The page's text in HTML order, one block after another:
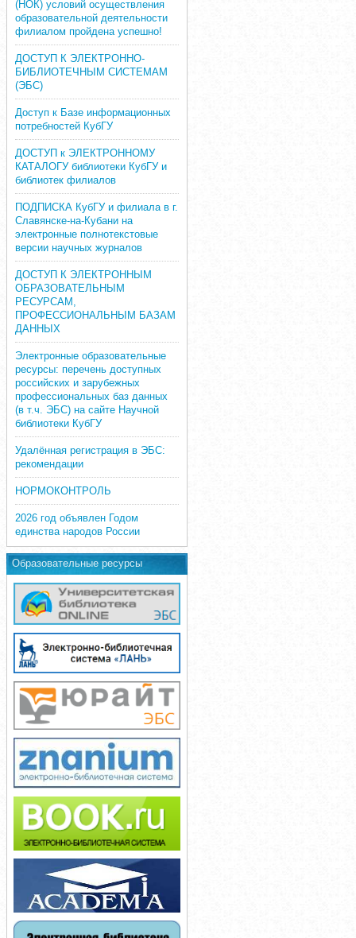
(НОК) условий осуществления
образовательной деятельности
филиалом пройдена успешно!
ДОСТУП К ЭЛЕКТРОННО-
БИБЛИОТЕЧНЫМ СИСТЕМАМ
(ЭБС)
Доступ к Базе информационных
потребностей КубГУ
ДОСТУП к ЭЛЕКТРОННОМУ
КАТАЛОГУ библиотеки КубГУ и
библиотек филиалов
ПОДПИСКА КубГУ и филиала в г.
Славянске-на-Кубани на
электронные полнотекстовые
версии научных журналов
ДОСТУП К ЭЛЕКТРОННЫМ
ОБРАЗОВАТЕЛЬНЫМ
РЕСУРСАМ,
ПРОФЕССИОНАЛЬНЫМ БАЗАМ
ДАННЫХ
Электронные образовательные
ресурсы: перечень доступных
российских и зарубежных
профессиональных баз данных
(в т.ч. ЭБС) на сайте Научной
библиотеки КубГУ
Удалённая регистрация в ЭБС:
рекомендации
НОРМОКОНТРОЛЬ
2026 год объявлен Годом
единства народов России
Образовательные ресурсы